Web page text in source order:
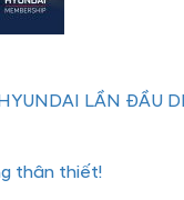
LẦN ĐẦU
thân thiết!